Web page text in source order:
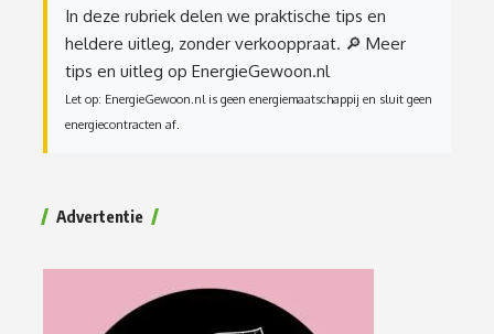
In deze rubriek delen we praktische tips en
heldere uitleg, zonder verkooppraat. 🔎 Meer
tips en uitleg op EnergieGewoon.nl
Let op: EnergieGewoon.nl is geen energiemaatschappij en sluit geen
energiecontracten af.
Advertentie